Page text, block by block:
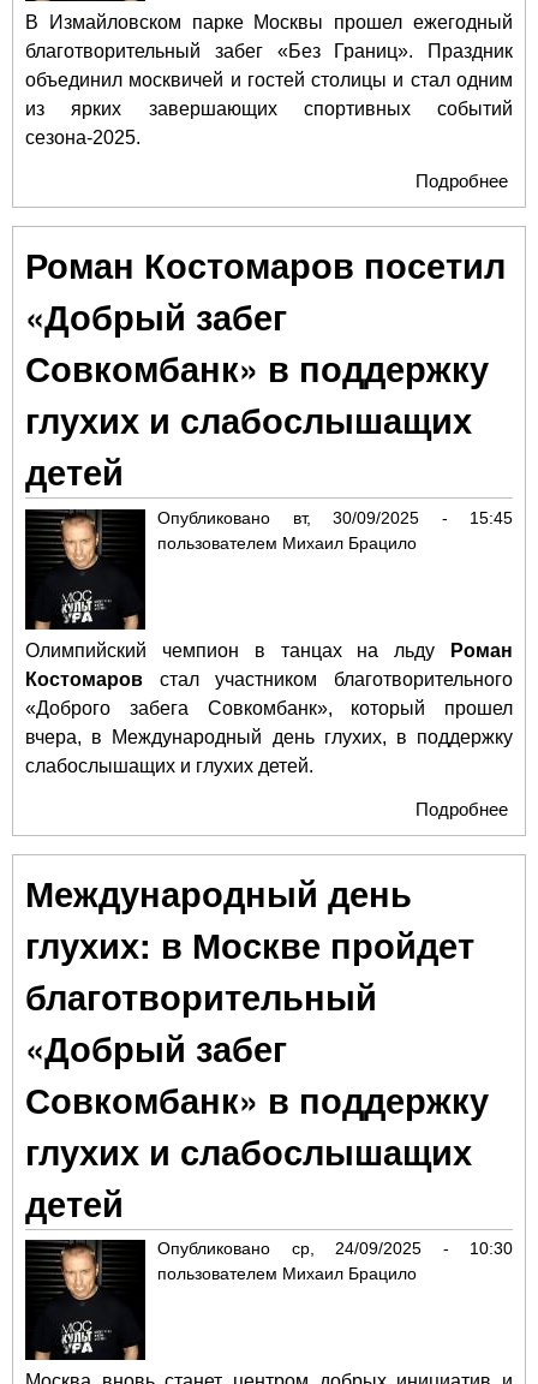
В Измайловском парке Москвы прошел ежегодный
благотворительный забег «Без Границ». Праздник
объединил москвичей и гостей столицы и стал одним
из ярких завершающих спортивных событий
сезона-2025.
Подробнее
Роман Костомаров посетил
«Добрый забег
Совкомбанк» в поддержку
глухих и слабослышащих
детей
Опубликовано вт, 30/09/2025 - 15:45
пользователем Михаил Брацило
Олимпийский чемпион в танцах на льду
Роман
Костомаров стал участником благотворительного
«Доброго забега Совкомбанк», который прошел
вчера, в Международный день глухих, в поддержку
слабослышащих и глухих детей.
Подробнее
Международный день
глухих: в Москве пройдет
благотворительный
«Добрый забег
Совкомбанк» в поддержку
глухих и слабослышащих
детей
Опубликовано ср, 24/09/2025 - 10:30
пользователем Михаил Брацило